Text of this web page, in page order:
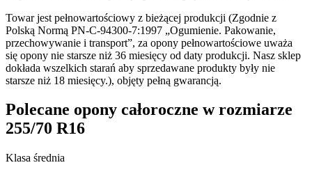
Towar jest pełnowartościowy z bieżącej produkcji (Zgodnie z
Polską Normą PN-C-94300-7:1997 „Ogumienie. Pakowanie,
przechowywanie i transport”, za opony pełnowartościowe uważa
się opony nie starsze niż 36 miesięcy od daty produkcji. Nasz sklep
dokłada wszelkich starań aby sprzedawane produkty były nie
starsze niż 18 miesięcy.), objęty pełną gwarancją.
Polecane opony całoroczne w rozmiarze
255/70 R16
Klasa średnia